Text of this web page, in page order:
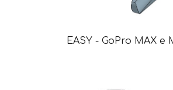
EASY - GoPro MAX e